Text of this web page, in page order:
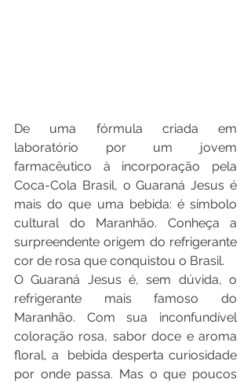
De uma fórmula criada em
laboratório por um jovem
farmacêutico à incorporação pela
Coca-Cola Brasil, o Guaraná Jesus é
mais do que uma bebida: é símbolo
cultural do Maranhão. Conheça a
surpreendente origem do refrigerante
cor de rosa que conquistou o Brasil.
O Guaraná Jesus é, sem dúvida, o
refrigerante mais famoso do
Maranhão. Com sua inconfundível
coloração rosa, sabor doce e aroma
floral, a  bebida desperta curiosidade
por onde passa. Mas o que poucos